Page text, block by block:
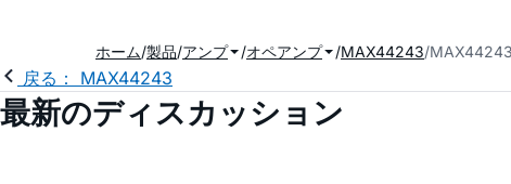
ホーム 製品 アンプ オペアンプ MAX44243
戻る： MAX44243
最新のディスカッション